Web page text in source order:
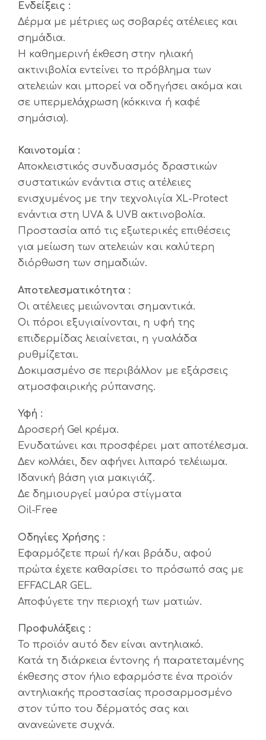
Ενδείξεις :
Δέρμα με μέτριες ως σοβαρές ατέλειες και
σημάδια.
Η καθημερινή έκθεση στην ηλιακή
ακτινιβολία εντείνει το πρόβλημα των
ατελειών και μπορεί να οδηγήσει ακόμα και
σε υπερμελάχρωση (κόκκινα ή καφέ
σημάσια).
Καινοτομία :
Αποκλειστικός συνδυασμός δραστικών
συστατικών ενάντια στις ατέλειες
ενισχυμένος με την τεχνολιγία XL-Protect
ενάντια στη UVA & UVB ακτινοβολία.
Προστασία από τις εξωτερικές επιθέσεις
για μείωση των ατελειών και καλύτερη
διόρθωση των σημαδιών.
Αποτελεσματικότητα :
Οι ατέλειες μειώνονται σημαντικά.
Οι πόροι εξυγιαίνονται, η υφή της
επιδερμίδας λειαίνεται, η γυαλάδα
ρυθμίζεται.
Δοκιμασμένο σε περιβάλλον με εξάρσεις
ατμοσφαιρικής ρύπανσης.
Υφή :
Δροσερή Gel κρέμα.
Ενυδατώνει και προσφέρει ματ αποτέλεσμα.
Δεν κολλάει, δεν αφήνει λιπαρό τελέιωμα.
Ιδανική βάση για μακιγιάζ.
Δε δημιουργεί μαύρα στίγματα
Oil-Free
Οδηγίες Χρήσης :
Εφαρμόζετε πρωί ή/και βράδυ, αφού
πρώτα έχετε καθαρίσει το πρόσωπό σας με
EFFACLAR GEL.
Αποφύγετε την περιοχή των ματιών.
Προφυλάξεις :
Το προϊόν αυτό δεν είναι αντηλιακό.
Κατά τη διάρκεια έντονης ή παρατεταμένης
έκθεσης στον ήλιο εφαρμόστε ένα προϊόν
αντηλιακής προστασίας προσαρμοσμένο
στον τύπο του δέρματός σας και
ανανεώνετε συχνά.